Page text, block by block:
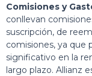
Comisiones y
conllevan
suscripción, de
comisiones, ya que
significativo en la
largo plazo. Allianz